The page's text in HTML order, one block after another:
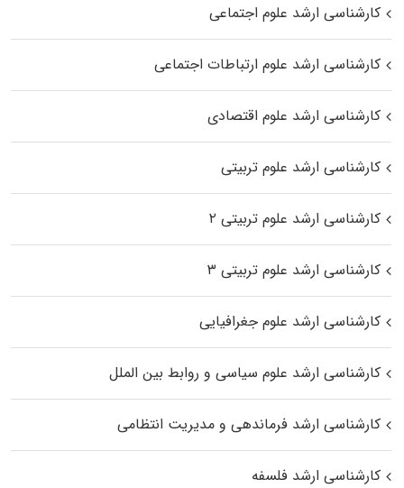
کارشناسی ارشد علوم اجتماعی
کارشناسی ارشد علوم ارتباطات اجتماعی
کارشناسی ارشد علوم اقتصادی
کارشناسی ارشد علوم تربیتی
کارشناسی ارشد علوم تربیتی ۲
کارشناسی ارشد علوم تربیتی ۳
کارشناسی ارشد علوم جغرافیایی
کارشناسی ارشد علوم سیاسی و روابط بین الملل
کارشناسی ارشد فرماندهی و مدیریت انتظامی
کارشناسی ارشد فلسفه